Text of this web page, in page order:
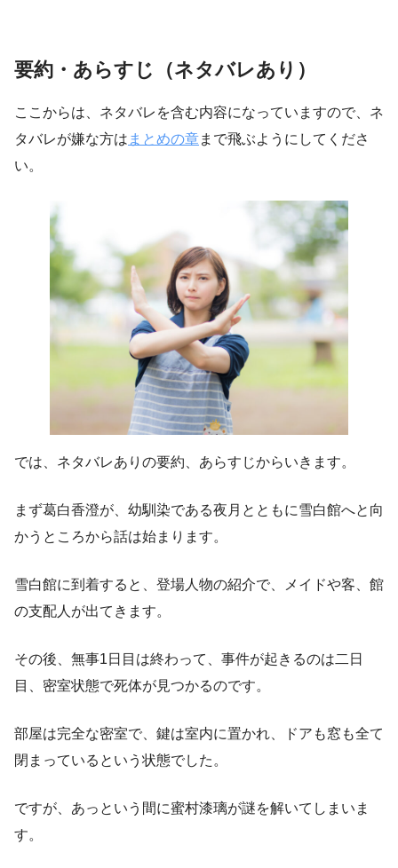
要約・あらすじ（ネタバレあり）
ここからは、ネタバレを含む内容になっていますので、ネ
タバレが嫌な方は まとめの章まで飛ぶようにしてくださ
い。
では、ネタバレありの要約、あらすじからいきます。
まず葛白香澄が、幼馴染である夜月とともに雪白館へと向
かうところから話は始まります。
雪白館に到着すると、登場人物の紹介で、メイドや客、館
の支配人が出てきます。
その後、無事1日目は終わって、事件が起きるのは二日
目、密室状態で死体が見つかるのです。
部屋は完全な密室で、鍵は室内に置かれ、ドアも窓も全て
閉まっているという状態でした。
ですが、あっという間に蜜村漆璃が謎を解いてしまいま
す。